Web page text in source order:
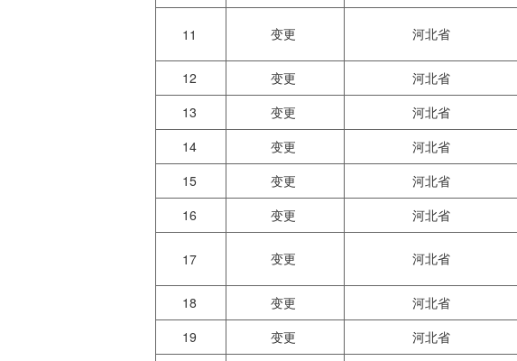
11 变更 河北省
12 变更 河北省
13
变更 河北省
14
变更 河北省
15
变更 河北省
16
变更 河北省
17 变更 河北省
18 变更 河北省
19
变更 河北省